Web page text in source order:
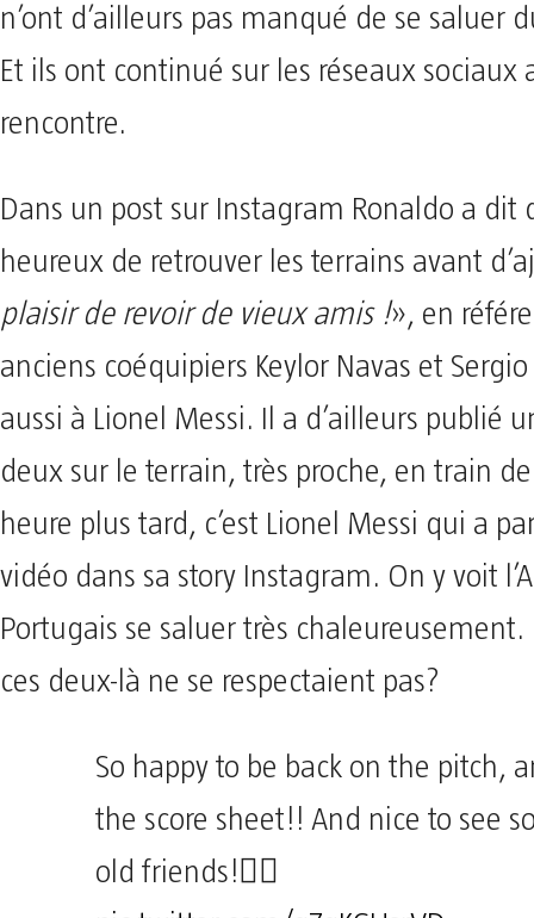
n’ont d’ailleurs pas manqué de se saluer
Et ils ont continué sur les réseaux sociaux
rencontre.
Dans un post sur Instagram Ronaldo a dit
heureux de retrouver les terrains avant
plaisir de revoir de vieux amis !», en
anciens coéquipiers Keylor Navas et
aussi à Lionel Messi. Il a d’ailleurs publié
deux sur le terrain, très proche, en train
heure plus tard, c’est Lionel Messi qui a
vidéo dans sa story Instagram. On y voit
Portugais se saluer très
ces deux-là ne se respectaient pas?
So happy to be back on the pitch,
the score sheet!! And nice to see
old friends!👍🏼